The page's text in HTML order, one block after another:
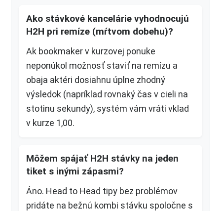
Ako stávkové kancelárie vyhodnocujú
H2H pri remíze (mŕtvom dobehu)?
Ak bookmaker v kurzovej ponuke
neponúkol možnosť staviť na remízu a
obaja aktéri dosiahnu úplne zhodný
výsledok (napríklad rovnaký čas v cieli na
stotinu sekundy), systém vám vráti vklad
v kurze 1,00.
Môžem spájať H2H stávky na jeden
tiket s inými zápasmi?
Áno. Head to Head tipy bez problémov
pridáte na bežnú kombi stávku spoločne s